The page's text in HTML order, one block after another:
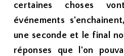
certaines choses
événements
une seconde et le final
réponses que l'on